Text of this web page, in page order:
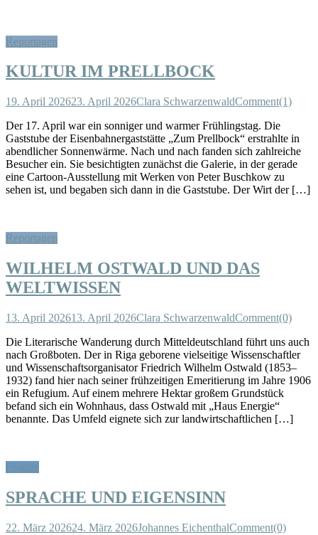
Reportagen
KULTUR IM PRELLBOCK
19. April 202623. April 2026Clara SchwarzenwaldComment(1)
Der 17. April war ein sonniger und warmer Frühlingstag. Die
Gaststube der Eisenbahnergaststätte „Zum Prellbock“ erstrahlte in
abendlicher Sonnenwärme. Nach und nach fanden sich zahlreiche
Besucher ein. Sie besichtigten zunächst die Galerie, in der gerade
eine Cartoon-Ausstellung mit Werken von Peter Buschkow zu
sehen ist, und begaben sich dann in die Gaststube. Der Wirt der […]
Reportagen
WILHELM OSTWALD UND DAS
WELTWISSEN
13. April 202613. April 2026Clara SchwarzenwaldComment(0)
Die Literarische Wanderung durch Mitteldeutschland führt uns auch
nach Großboten. Der in Riga geborene vielseitige Wissenschaftler
und Wissenschaftsorganisator Friedrich Wilhelm Ostwald (1853–
1932) fand hier nach seiner frühzeitigen Emeritierung im Jahre 1906
ein Refugium. Auf einem mehrere Hektar großem Grundstück
befand sich ein Wohnhaus, dass Ostwald mit „Haus Energie“
benannte. Das Umfeld eignete sich zur landwirtschaftlichen […]
Feature
SPRACHE UND EIGENSINN
22. März 202624. März 2026Johannes EichenthalComment(0)